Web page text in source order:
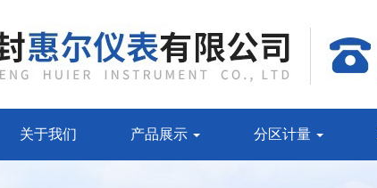
关于我们 产品展示 分区计量